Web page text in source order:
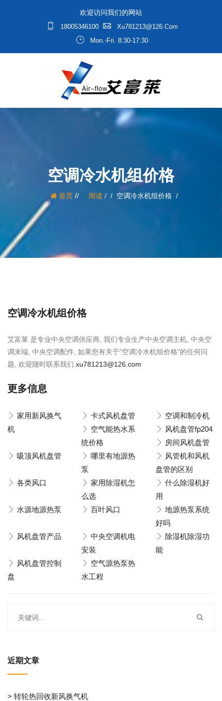
欢迎访问我们的网站
18005346100
Xu781213@126.com
Mon.-Fri. 8:30-17:30
空调冷水机组价格
首页/ 阅读/ 空调冷水机组价格
空调冷水机组价格
艾富莱 是专业中央空调供应商, 我们专业生产中央空调主机, 中央空
调末端, 中央空调配件, 如果您有关于"空调冷水机组价格"的任何问
题, 欢迎随时联系我们. xu781213@126.com
更多信息
家用新风换气
机
卡式风机盘管
空调和制冷机
空气能热水系
统价格
风机盘管fp204
房间风机盘管
吸顶风机盘管
哪里有地源热
泵
风管机和风机
盘管的区别
各类风口
家用除湿机怎
么选
什么除湿机好
用
水源地源热泵
百叶风口
地源热泵系统
好吗
风机盘管产品
中央空调机电
安装
除湿机除湿功
能
风机盘管控制
盘
空气源热泵热
水工程
近期文章
> 转轮热回收新风换气机